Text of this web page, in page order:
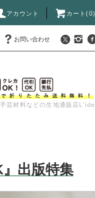
アカウント カート(0)
お問い合わせ
芸材料などの生地通販店
出版特集